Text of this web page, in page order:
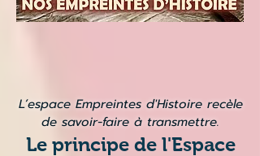
L’espace Empreintes d'Histoire recèle
de savoir-faire à transmettre.
Le principe de l'Espace